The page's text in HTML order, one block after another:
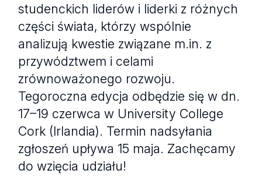
studenckich liderów i liderki z różnych
części świata, którzy wspólnie
analizują kwestie związane m.in. z
przywództwem i celami
zrównoważonego rozwoju.
Tegoroczna edycja odbędzie się w dn.
17–19 czerwca w University College
Cork (Irlandia). Termin nadsyłania
zgłoszeń upływa 15 maja. Zachęcamy
do wzięcia udziału!